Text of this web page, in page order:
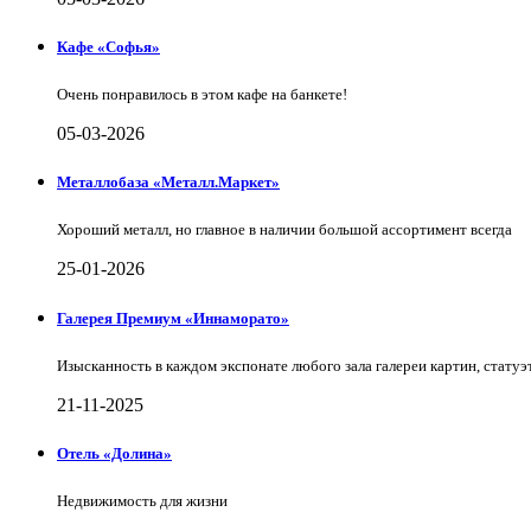
Кафе «Софья»
Очень понравилось в этом кафе на банкете!
05-03-2026
Металлобаза «Металл.Маркет»
Хороший металл, но главное в наличии большой ассортимент всегда
25-01-2026
Галерея Премиум «Иннаморато»
Изысканность в каждом экспонате любого зала галереи картин,
21-11-2025
Отель «Долина»
Недвижимость для жизни